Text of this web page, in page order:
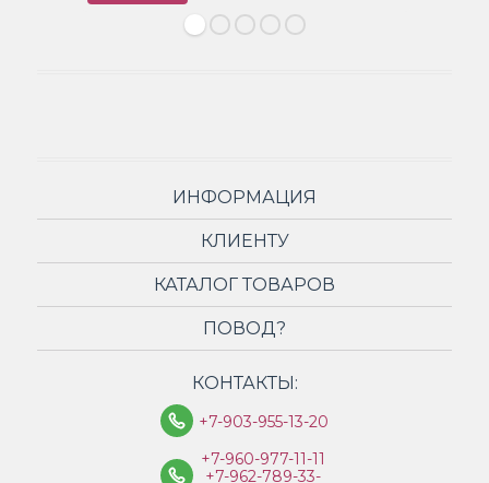
ИНФОРМАЦИЯ
КЛИЕНТУ
КАТАЛОГ ТОВАРОВ
ПОВОД?
КОНТАКТЫ:
+7-903-955-13-20
+7-960-977-11-11
+7-962-789-33-